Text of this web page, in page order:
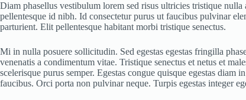
Diam phasellus vestibulum lorem sed risus ultricies tristique
pellentesque id nibh. Id consectetur purus ut faucibus pulvinar
parturient. Elit pellentesque habitant morbi tristique senectus.
Mi in nulla posuere sollicitudin. Sed egestas egestas fringilla
venenatis a condimentum vitae. Tristique senectus et netus et
scelerisque purus semper. Egestas congue quisque egestas
faucibus. Orci porta non pulvinar neque. Turpis egestas integer